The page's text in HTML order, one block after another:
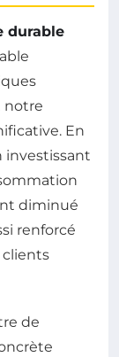
durable
notre
En
investissant
diminué
renforcé
clients
de